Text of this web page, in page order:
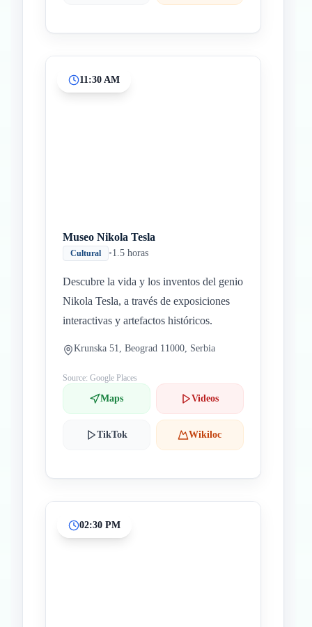
11:30 AM
Museo Nikola Tesla
Cultural •1.5 horas
Descubre la vida y los inventos del genio
Nikola Tesla, a través de exposiciones
interactivas y artefactos históricos.
Krunska 51, Beograd 11000, Serbia
Source: Google Places
Maps Videos
TikTok Wikiloc
02:30 PM